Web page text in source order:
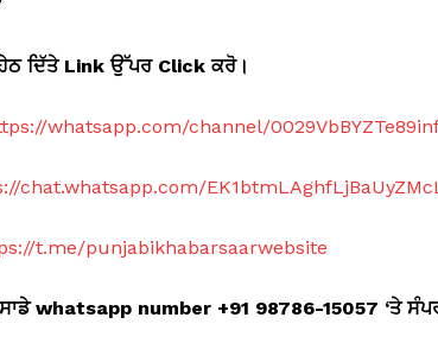
ਦਿੱਤੇ Linkਉੱਪਰ Clickਕਰੋ।
whatsapp.com/channel/
chat.whatsapp.com/
t.me/punjabikhabarsaarwebsite
whatsapp number +91 98786-15057 ‘ਤੇ